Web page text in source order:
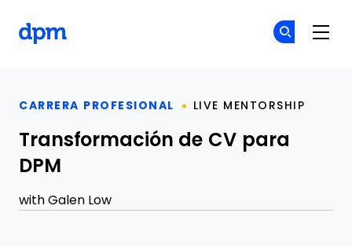
CARRERA PROFESIONAL LIVE MENTORSHIP
Transformación de CV para
DPM
with Galen Low